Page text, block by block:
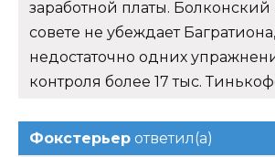
заработной платы.
совете не убеждает
недостаточно одних
контроля более 17 тыс.
Фокстерьер ответил(а)